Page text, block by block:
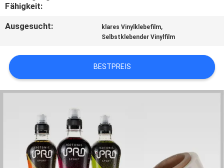
VERBINDUNG
FORDERN
SIE EIN
ZITAT
SITEMAP
Fähigkeit:
Ausgesucht: klares Vinylklebefilm,
Selbstklebender Vinylfilm
BESTPREIS